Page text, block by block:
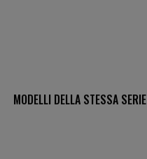
MODELLI DELLA STESSA SERIE